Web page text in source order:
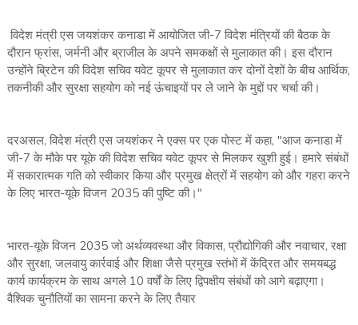
विदेश मंत्री एस जयशंकर कनाडा में आयोजित जी-7 विदेश मंत्रियों की बैठक के
दौरान फ्रांस, जर्मनी और ब्राजील के अपने समकक्षों से मुलाकात की। इस दौरान
उन्होंने ब्रिटेन की विदेश सचिव यवेट कूपर से मुलाकात कर दोनों देशों के बीच आर्थिक,
तकनीकी और सुरक्षा सहयोग को नई ऊंचाइयों पर ले जाने के मुद्दों पर चर्चा की।
दरअसल, विदेश मंत्री एस जयशंकर ने एक्स पर एक पोस्ट में कहा, "आज कनाडा में
जी-7 के मौके पर यूके की विदेश सचिव यवेट कूपर से मिलकर खुशी हुई। हमारे संबंधों
में सकारात्मक गति को स्वीकार किया और प्रमुख क्षेत्रों में सहयोग को और गहरा करने
के लिए भारत-यूके विजन 2035 की पुष्टि की।"
भारत-यूके विजन 2035 जो अर्थव्यवस्था और विकास, प्रौद्योगिकी और नवाचार, रक्षा
और सुरक्षा, जलवायु कार्रवाई और शिक्षा जैसे प्रमुख स्तंभों में केंद्रित और समयबद्ध
कार्य कार्यक्रम के साथ अगले 10 वर्षों के लिए द्विपक्षीय संबंधों को आगे बढ़ाएगा।
वैश्विक चुनौतियों का सामना करने के लिए तैयार